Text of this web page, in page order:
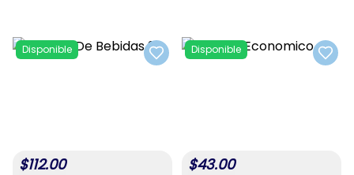
Add to favorites
Disponible
$112.00
Add
Disponible
$43.00